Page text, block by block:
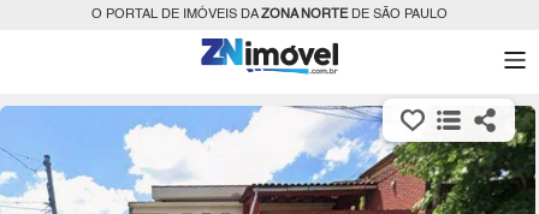
O PORTAL DE IMÓVEIS DAZONA NORTEDE SÃO PAULO